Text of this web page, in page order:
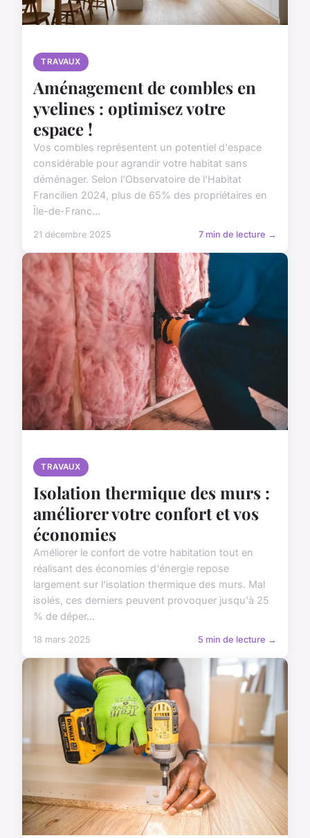
TRAVAUX
Aménagement de combles en
yvelines : optimisez votre
espace !
Vos combles représentent un potentiel d'espace
considérable pour agrandir votre habitat sans
déménager. Selon l'Observatoire de l'Habitat
Francilien 2024, plus de 65% des propriétaires en
Île-de-Franc...
21 décembre 2025 7 min de lecture →
TRAVAUX
Isolation thermique des murs :
améliorer votre confort et vos
économies
Améliorer le confort de votre habitation tout en
réalisant des économies d'énergie repose
largement sur l'isolation thermique des murs. Mal
isolés, ces derniers peuvent provoquer jusqu'à 25
% de déper...
18 mars 2025 5 min de lecture →